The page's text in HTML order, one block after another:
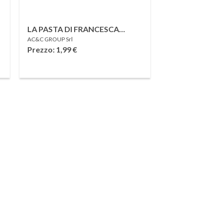
LA PASTA DI FRANCESCA
SPAGHETTONI AL BRONZO
250 G
AC&C GROUP Srl
Prezzo: 1,99€